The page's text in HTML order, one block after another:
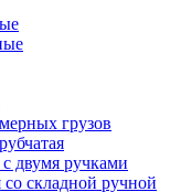
грузов
двумя ручками
складной ручной